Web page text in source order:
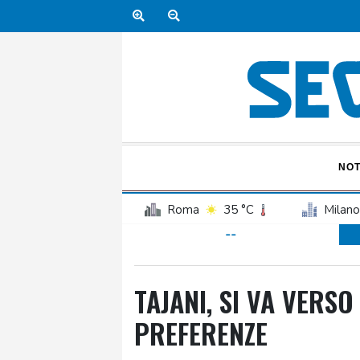
Roma 35 °C Milano
--
TAJANI, SI VA
PREFERENZE